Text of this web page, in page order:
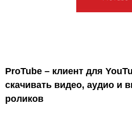
ProTube – клиент для
скачивать видео, аудио и
роликов